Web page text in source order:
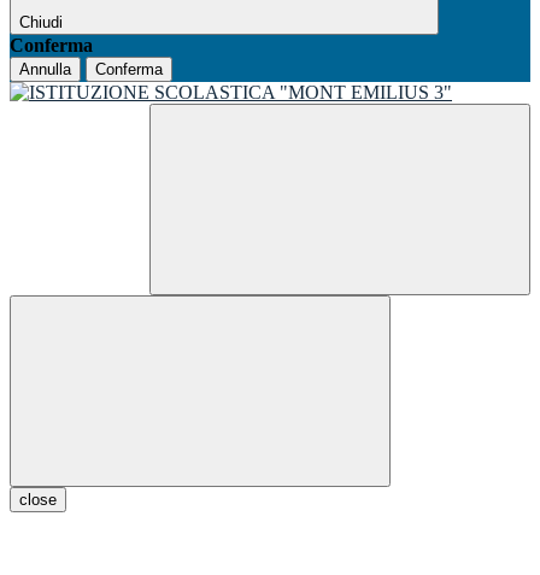
Chiudi
Conferma
Annulla Conferma
close